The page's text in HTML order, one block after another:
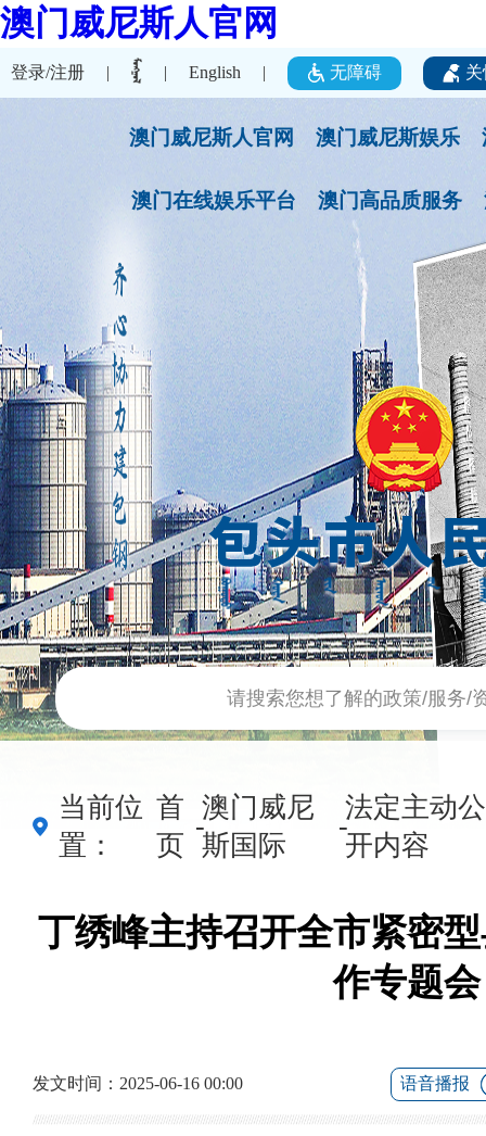
澳门威尼斯人官网
登录/注册 | | English | 无障碍
澳门威尼斯人官网 澳门威尼斯娱乐
澳门在线娱乐平台 澳门高品质服务
当前位
置：
首
页
-
澳门威尼
斯国际
-
法定主动公
开内容
丁绣峰主持召开全市紧密
作专题会
发文时间：2025-06-16 00:00 语音播报